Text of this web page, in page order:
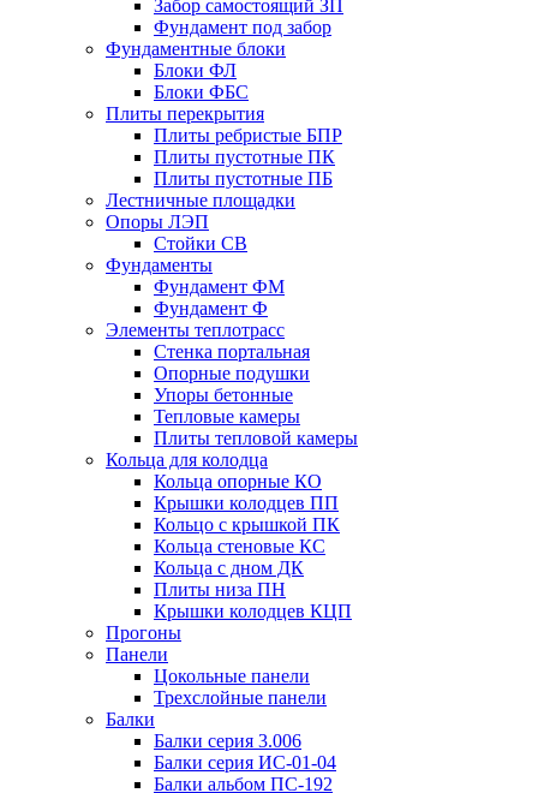
Забор самостоящий ЗП
Фyндамент под забор
Фундаментные блоки
Блоки ФЛ
Блоки ФБС
Плиты перекрытия
Плиты ребристые БПР
Плиты пустотные ПК
Плиты пустотные ПБ
Лестничные площадки
Опоры ЛЭП
Стойки СВ
Фундаменты
Фyндамент ФМ
Фyндамент Ф
Элементы теплотрасс
Стенка портальная
Опорные подушки
Упоры бетонные
Тепловые камеры
Плиты тепловой камеры
Кольца для колодца
Кольца опорные КО
Крышки колодцев ПП
Кольцо с крышкой ПК
Кольца стеновые КС
Кольца с дном ДК
Плиты низа ПН
Крышки колодцев КЦП
Прогоны
Панели
Цокольные панели
Трехслойные панели
Балки
Балки серия 3.006
Балки серия ИС-01-04
Балки альбом ПС-192